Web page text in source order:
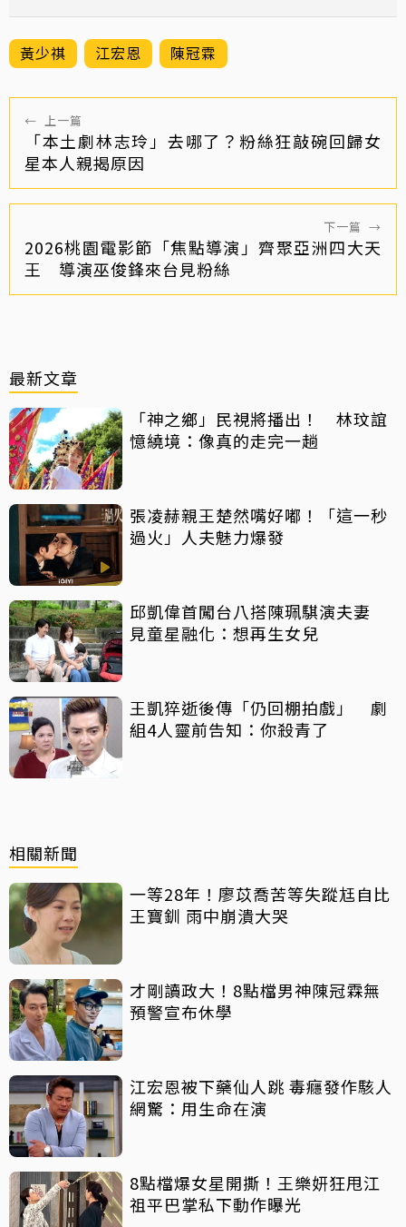
黃少祺 江宏恩 陳冠霖
← 上一篇
「本土劇林志玲」去哪了？粉絲狂敲碗回歸女
星本人親揭原因
下一篇 →
2026桃園電影節「焦點導演」齊聚亞洲四大天
王 導演巫俊鋒來台見粉絲
最新文章
「神之鄉」民視將播出！ 林玟誼
憶繞境：像真的走完一趟
張凌赫親王楚然嘴好嘟！「這一秒
過火」人夫魅力爆發
邱凱偉首闖台八搭陳珮騏演夫妻
見童星融化：想再生女兒
王凱猝逝後傳「仍回棚拍戲」 劇
組4人靈前告知：你殺青了
相關新聞
一等28年！廖苡喬苦等失蹤尪自比
王寶釧 雨中崩潰大哭
才剛讀政大！8點檔男神陳冠霖無
預警宣布休學
江宏恩被下藥仙人跳 毒癮發作駭人
網驚：用生命在演
8點檔爆女星開撕！王樂妍狂甩江
祖平巴掌私下動作曝光